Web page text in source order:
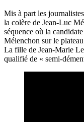
Mis à part les
la colère de Jean-Luc
séquence où la
Mélenchon sur le
La fille de Jean-Marie
qualifié de « semi-